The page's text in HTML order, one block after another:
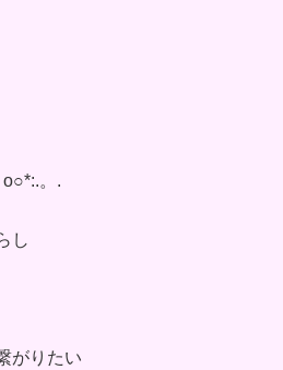
。.
し
がりたい